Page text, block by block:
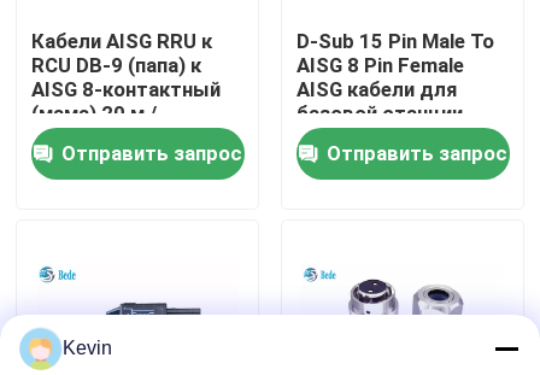
Свяжитесь с нами
Новости
Запросите цитату
Авиационный соединитель GX
Кабели AISG RRU к
RCU DB-9 (папа) к
AISG 8-контактный
(мама) 20 м /
Индивидуальная
длинаОтправить запрос
D-Sub 15 Pin Male To
AISG 8 Pin Female
AISG кабели для
базовой станции
антенны
Отправить запрос
Kevin